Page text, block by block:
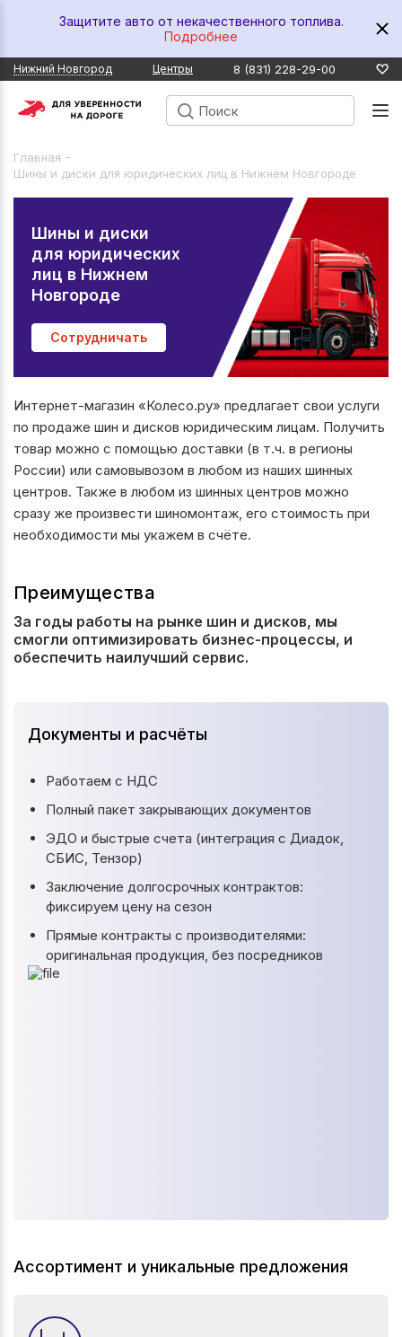
Защитите авто от некачественного топлива.
Подробнее
Нижний Новгород Центры 8 (831) 228-29-00
Главная -
Шины и диски для юридических лиц в Нижнем Новгороде
Шины и диски
для юридических
лиц в Нижнем
Новгороде
Сотрудничать
Интернет-магазин «Колесо.ру» предлагает свои услуги
по продаже шин и дисков юридическим лицам. Получить
товар можно с помощью доставки (в т.ч. в регионы
России) или самовывозом в любом из наших шинных
центров. Также в любом из шинных центров можно
сразу же произвести шиномонтаж, его стоимость при
необходимости мы укажем в счёте.
Преимущества
За годы работы на рынке шин и дисков, мы
смогли оптимизировать бизнес-процессы, и
обеспечить наилучший сервис.
Документы и расчёты
Работаем с НДС
Полный пакет закрывающих документов
ЭДО и быстрые счета (интеграция с Диадок,
СБИС, Тензор)
Заключение долгосрочных контрактов:
фиксируем цену на сезон
Прямые контракты с производителями:
оригинальная продукция, без посредников
Ассортимент и уникальные предложения